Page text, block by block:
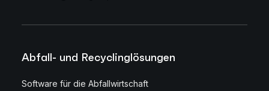
Abfall- und Recyclinglösungen
Software für die Abfallwirtschaft